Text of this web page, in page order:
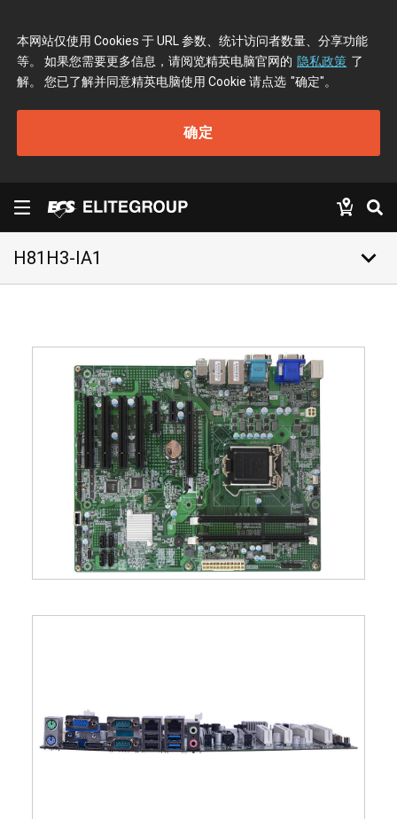
本网站仅使用 Cookies 于 URL 参数、统计访问者数量、分享功能
等。 如果您需要更多信息，请阅览精英电脑官网的 隐私政策 了
解。 您已了解并同意精英电脑使用 Cookie 请点选 "确定"。
确定
H81H3-IA1 keyboard_arrow_down